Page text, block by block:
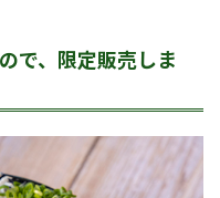
で、限定販売しま